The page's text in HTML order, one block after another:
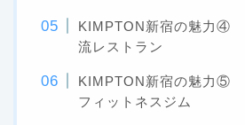
KIMPTON新宿の魅力④
流レストラン
KIMPTON新宿の魅力⑤
フィットネスジム